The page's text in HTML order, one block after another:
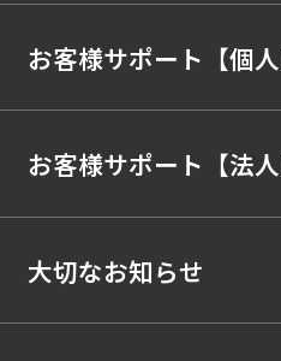
お客様サポート【個人
お客様サポート【法人
大切なお知らせ